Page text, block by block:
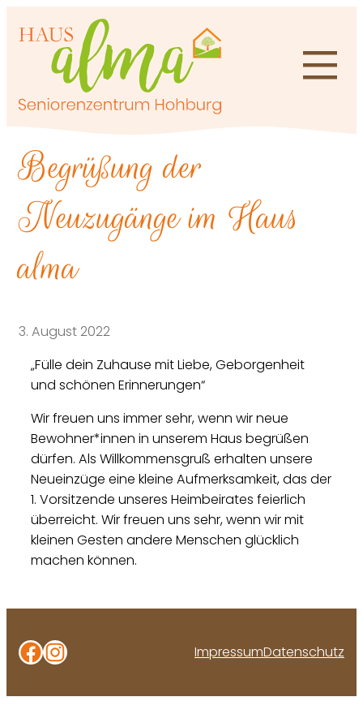
Inhalt
springen
Begrüßung der
Neuzugänge im Haus
alma
3. August 2022
„Fülle dein Zuhause mit Liebe, Geborgenheit
und schönen Erinnerungen“
Wir freuen uns immer sehr, wenn wir neue
Bewohner*innen in unserem Haus begrüßen
dürfen. Als Willkommensgruß erhalten unsere
Neueinzüge eine kleine Aufmerksamkeit, das der
1. Vorsitzende unseres Heimbeirates feierlich
überreicht. Wir freuen uns sehr, wenn wir mit
kleinen Gesten andere Menschen glücklich
machen können.
Facebook
Instagram ImpressumDatenschutz